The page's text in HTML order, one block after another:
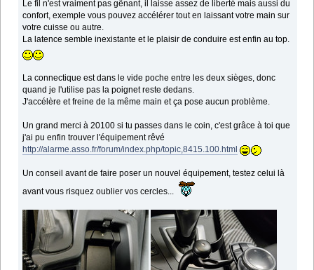
Le fil n'est vraiment pas gênant, il laisse assez de liberté mais aussi du
confort, exemple vous pouvez accélérer tout en laissant votre main sur
votre cuisse ou autre.
La latence semble inexistante et le plaisir de conduire est enfin au top.
La connectique est dans le vide poche entre les deux sièges, donc
quand je l'utilise pas la poignet reste dedans.
J'accélère et freine de la même main et ça pose aucun problème.
Un grand merci à 20100 si tu passes dans le coin, c'est grâce à toi que
j'ai pu enfin trouver l'équipement rêvé
http://alarme.asso.fr/forum/index.php/topic,8415.100.html
Un conseil avant de faire poser un nouvel équipement, testez celui là
avant vous risquez oublier vos cercles...